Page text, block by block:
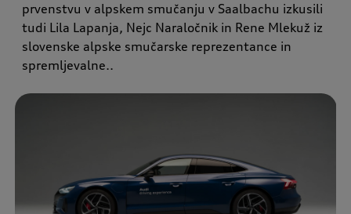
prvenstvu v alpskem smučanju v Saalbachu izkusili
tudi Lila Lapanja, Nejc Naraločnik in Rene Mlekuž iz
slovenske alpske smučarske reprezentance in
spremljevalne..